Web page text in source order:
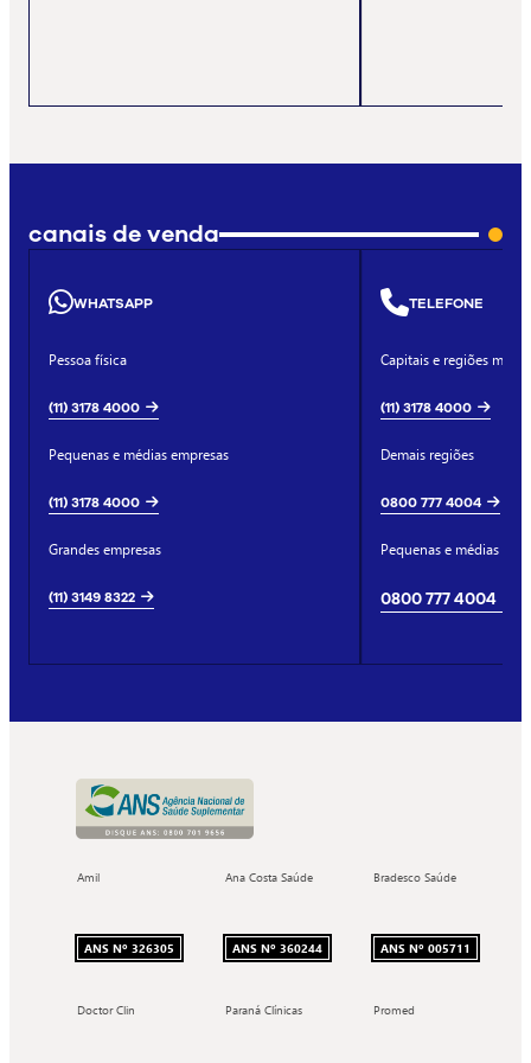
canais de venda
WHATSAPP
Pessoa física
(11) 3178 4000
Pequenas e médias empresas
(11) 3178 4000
Grandes empresas
(11) 3149 8322
TELEFONE
Capitais e regiões
(11) 3178 4000
Demais regiões
0800 777 4004
Pequenas e médias
0800 777 4004
Amil
ANS Nº 326305
Ana Costa Saúde
ANS Nº 360244
Bradesco Saúde
ANS Nº 005711
Doctor Clin Paraná Clínicas Promed